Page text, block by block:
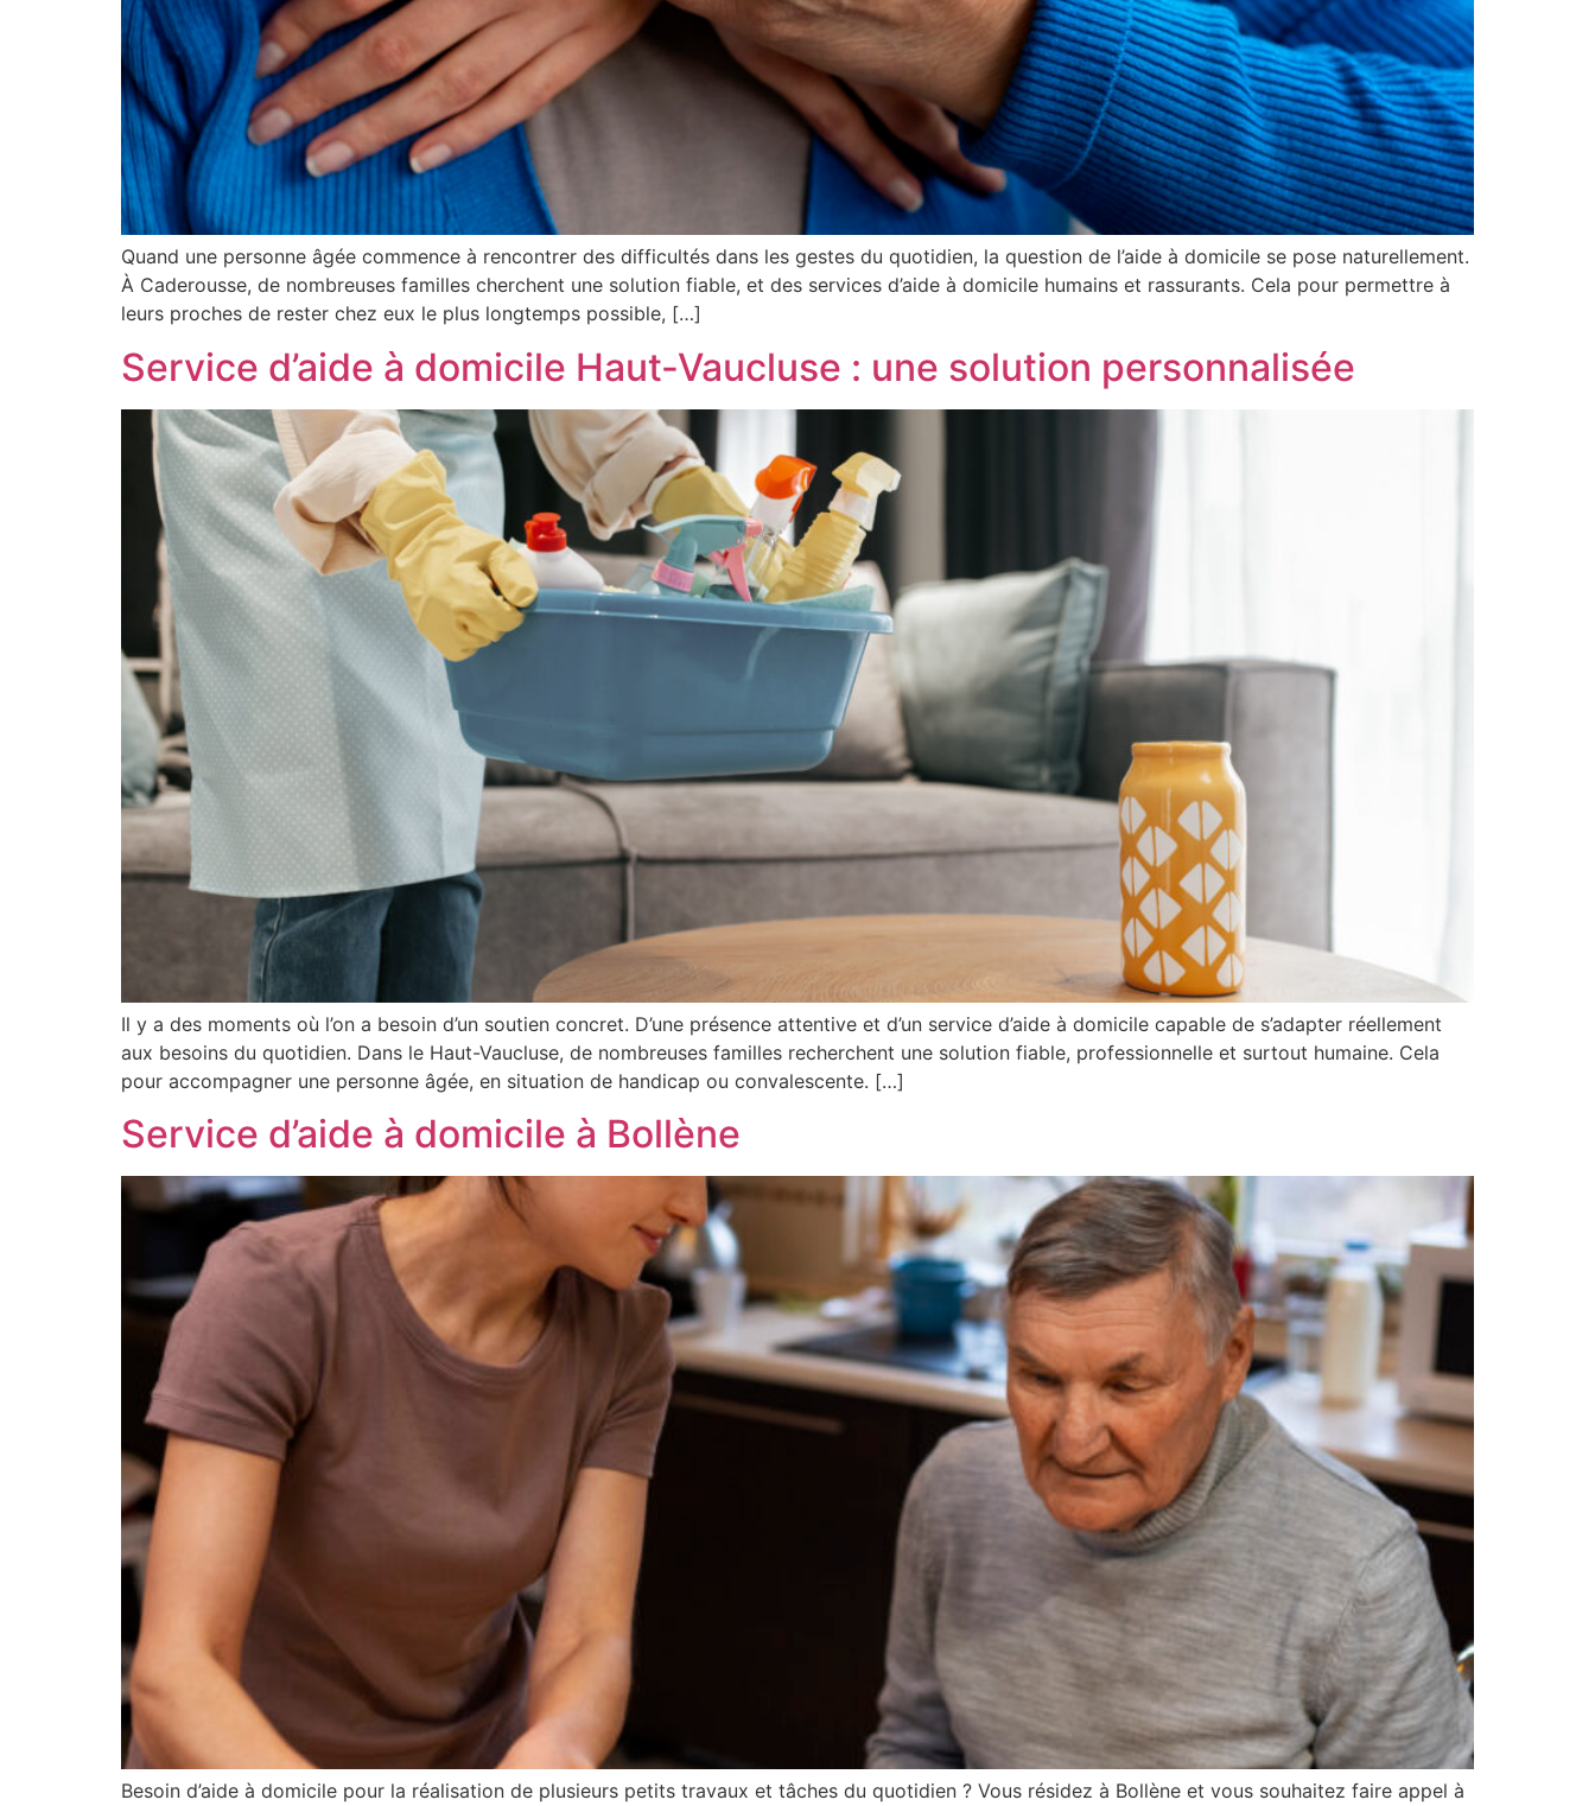
Quand une personne âgée commence à rencontrer des difficultés dans les gestes du quotidien, la question de l’aide à domicile se pose naturellement.
À Caderousse, de nombreuses familles cherchent une solution fiable, et des services d’aide à domicile humains et rassurants. Cela pour permettre à
leurs proches de rester chez eux le plus longtemps possible, […]
Service d’aide à domicile Haut-Vaucluse : une solution personnalisée
Il y a des moments où l’on a besoin d’un soutien concret. D’une présence attentive et d’un service d’aide à domicile capable de s’adapter réellement
aux besoins du quotidien. Dans le Haut-Vaucluse, de nombreuses familles recherchent une solution fiable, professionnelle et surtout humaine. Cela
pour accompagner une personne âgée, en situation de handicap ou convalescente. […]
Service d’aide à domicile à Bollène
Besoin d’aide à domicile pour la réalisation de plusieurs petits travaux et tâches du quotidien ? Vous résidez à Bollène et vous souhaitez faire appel à